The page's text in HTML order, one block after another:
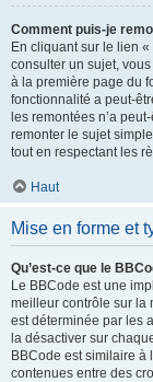
Comment puis-je
En cliquant sur le lien
consulter un sujet,
à la première page du
fonctionnalité a peut-
les remontées n’a
remonter le sujet
tout en respectant les
Haut
Mise en forme et
Qu’est-ce que le
Le BBCode est une
meilleur contrôle sur la
est déterminée par les
la désactiver sur
BBCode est similaire à
contenues entre des